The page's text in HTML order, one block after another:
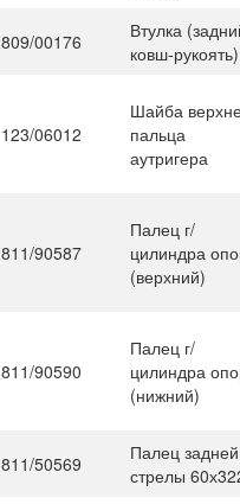
809/00176
Втулка
ковш-рукоять)
123/06012
Шайба
пальца
аутригера
811/90587
Палец г/
цилиндра
(верхний)
811/90590
Палец г/
цилиндра
(нижний)
811/50569
Палец задней
стрелы